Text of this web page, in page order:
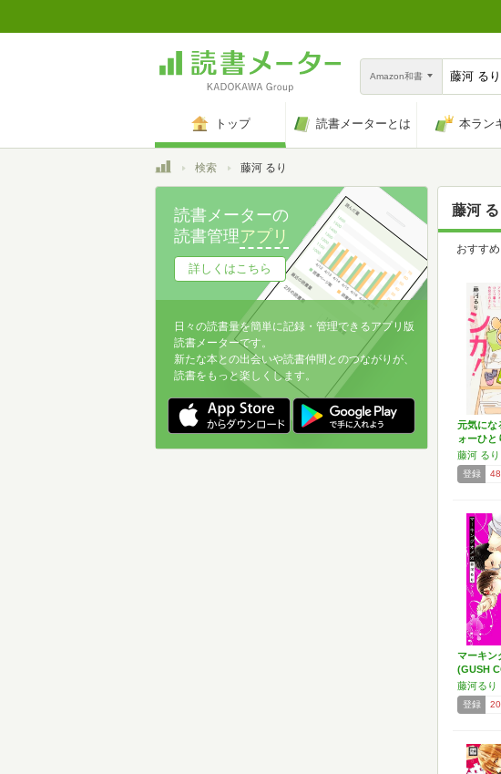
Amazon和書
トップ 読書メーターとは 本ラン
トップ検索 藤河 るり
藤河 る
おすす
元気にな
ォーひと
告…
藤河 るり
登録
マーキン
(GUSH
藤河るり
登録
読書メーターの
読書管理アプリ
詳しくはこちら
日々の読書量を簡単に記録・管理できるアプリ版
読書メーターです。
新たな本との出会いや読書仲間とのつながりが、
読書をもっと楽しくします。